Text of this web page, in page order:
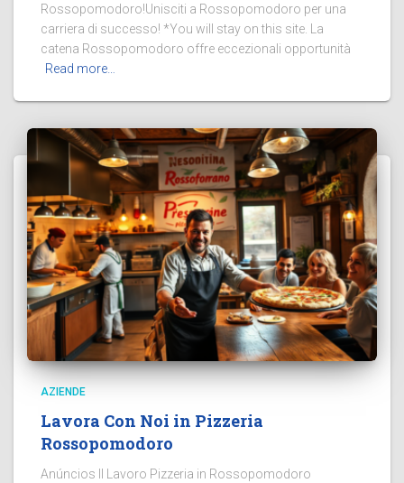
Rossopomodoro!Unisciti a Rossopomodoro per una
carriera di successo! *You will stay on this site. La
catena Rossopomodoro offre eccezionali opportunità
Read more…
AZIENDE
Lavora Con Noi in Pizzeria
Rossopomodoro
Anúncios Il Lavoro Pizzeria in Rossopomodoro